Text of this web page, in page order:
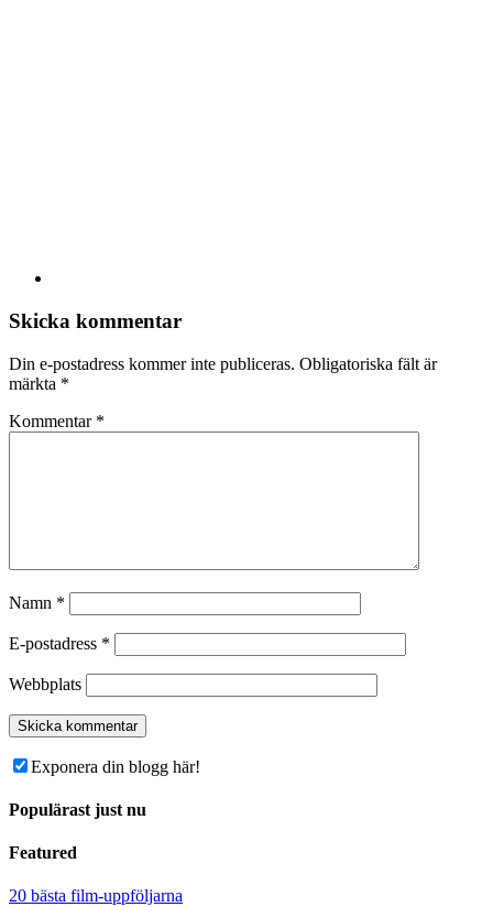
Skicka kommentar
Din e-postadress kommer inte publiceras. Obligatoriska fält är
märkta *
Kommentar *
Namn *
E-postadress *
Webbplats
Exponera din blogg här!
Populärast just nu
Featured
20 bästa film-uppföljarna